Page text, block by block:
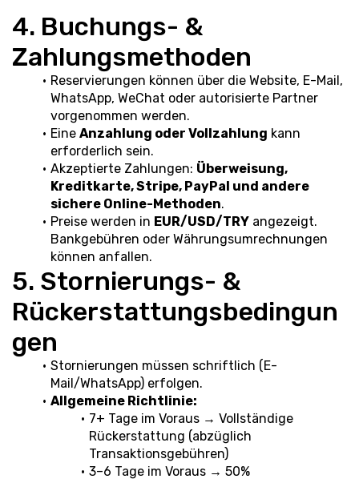
4. Buchungs- &
Zahlungsmethoden
Reservierungen können über die Website, E-Mail,
WhatsApp, WeChat oder autorisierte Partner
vorgenommen werden.
Eine Anzahlung oder Vollzahlung kann
erforderlich sein.
Akzeptierte Zahlungen: Überweisung,
Kreditkarte, Stripe, PayPal und andere
sichere Online-Methoden.
Preise werden in EUR/USD/TRY angezeigt.
Bankgebühren oder Währungsumrechnungen
können anfallen.
5. Stornierungs- &
Rückerstattungsbedingun
gen
Stornierungen müssen schriftlich (E-
Mail/WhatsApp) erfolgen.
Allgemeine Richtlinie:
7+ Tage im Voraus → Vollständige
Rückerstattung (abzüglich
Transaktionsgebühren)
3–6 Tage im Voraus → 50%